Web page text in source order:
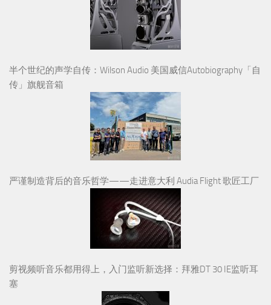
半个世纪的声学自传：Wilson Audio 美国威信Autobiography「自
传」旗舰音箱
严谨制造背后的音乐哲学——走进意大利 Audia Flight 歌匠工厂
剪视频听音乐都用得上，入门监听新选择：拜雅DT 30 IE监听耳
塞